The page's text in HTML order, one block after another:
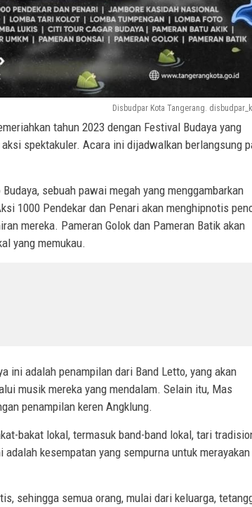
Disbudpar Kota Tangerang.
tahun 2023 dengan Festival Budaya yang
spektakuler. Acara ini dijadwalkan berlangsung
sebuah pawai megah yang menggambarkan
1000 Pendekar dan Penari akan menghipnotis
mereka. Pameran Golok dan Pameran Batik akan
yang memukau.
ini adalah penampilan dari Band Letto, yang akan
musik mereka yang mendalam. Selain itu, Mas
penampilan keren Angklung.
bakat lokal, termasuk band-band lokal, tari
kesempatan yang sempurna untuk merayakan
sehingga semua orang, mulai dari keluarga,